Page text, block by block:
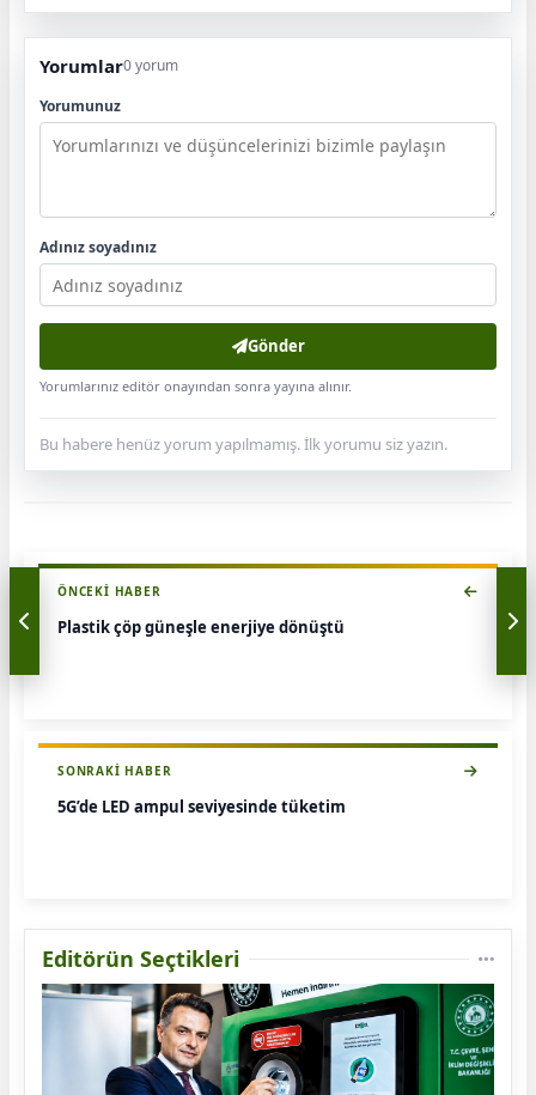
Yorumlar0 yorum
Yorumunuz
Adınız soyadınız
Gönder
Yorumlarınız editör onayından sonra yayına alınır.
Bu habere henüz yorum yapılmamış. İlk yorumu siz yazın.
ÖNCEKI HABER
Plastik çöp güneşle enerjiye dönüştü
SONRAKI HABER
5G’de LED ampul seviyesinde tüketim
Editörün Seçtikleri